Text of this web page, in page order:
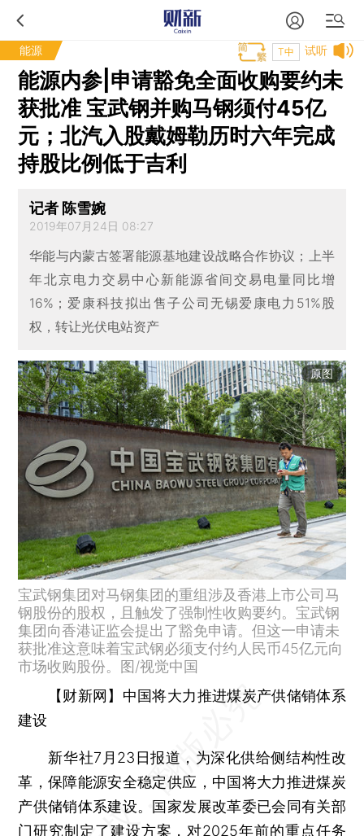
能源 试听
T中
能源内参|申请豁免全面收购要约未
获批准 宝武钢并购马钢须付45亿
元；北汽入股戴姆勒历时六年完成
持股比例低于吉利
记者 陈雪婉
2019年07月24日 08:27
华能与内蒙古签署能源基地建设战略合作协议；上半
年北京电力交易中心新能源省间交易电量同比增
16%；爱康科技拟出售子公司无锡爱康电力51%股
权，转让光伏电站资产
原图
宝武钢集团对马钢集团的重组涉及香港上市公司马
钢股份的股权，且触发了强制性收购要约。宝武钢
集团向香港证监会提出了豁免申请。但这一申请未
获批准这意味着宝武钢必须支付约人民币45亿元向
市场收购股份。图/视觉中国
【财新网】中国将大力推进煤炭产供储销体系
建设
新华社7月23日报道，为深化供给侧结构性改
革，保障能源安全稳定供应，中国将大力推进煤炭
产供储销体系建设。国家发展改革委已会同有关部
门研究制定了建设方案，对2025年前的重点任务